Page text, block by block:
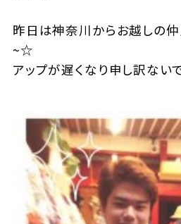
昨日は神奈川からお越しの
~☆
アップが遅くなり申し訳な